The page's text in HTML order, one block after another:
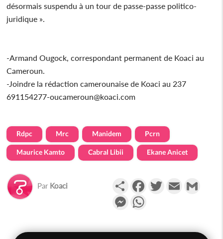
désormais suspendu à un tour de passe-passe politico-
juridique ».
-Armand Ougock, correspondant permanent de Koaci au
Cameroun.
-Joindre la rédaction camerounaise de Koaci au 237
691154277-oucameroun@koaci.com
Rdpc Mrc Manidem Pcrn
Maurice Kamto Cabral Libii Ekane Anicet
Par Koaci PartagerFacebookTwitterEmail
Messenger